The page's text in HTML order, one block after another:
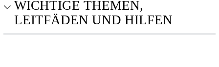
WICHTIGE THEMEN,
LEITFÄDEN UND HILFEN